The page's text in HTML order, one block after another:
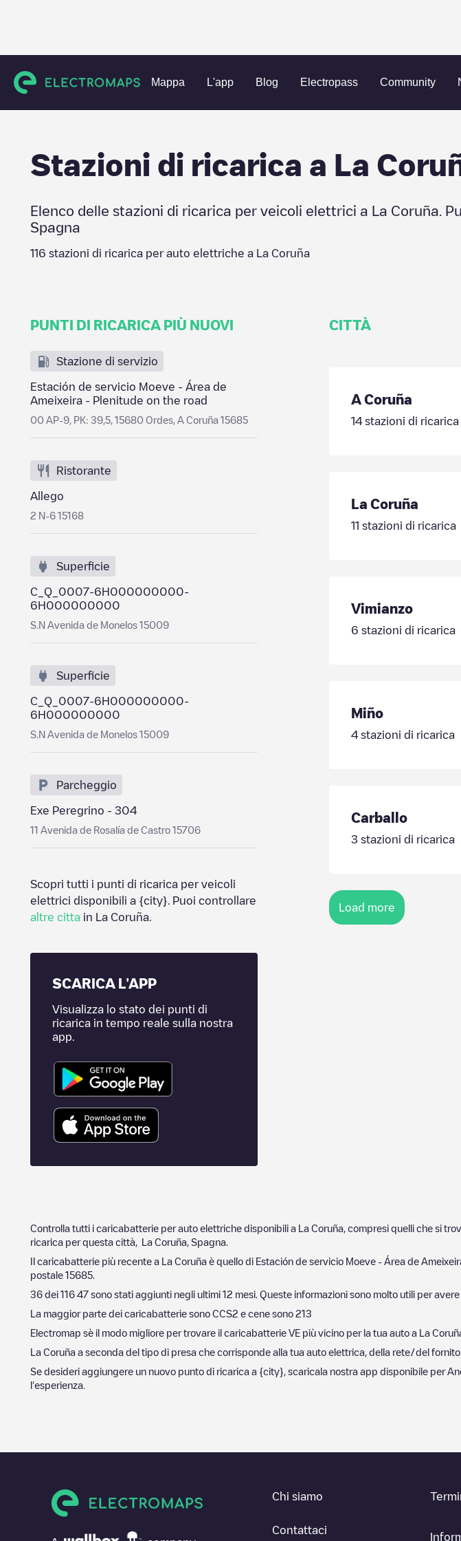
Mappa L'app Blog Electropass Community
Charging stations Spagna La Coruña
Stazioni di ricarica a La
Elenco delle stazioni di ricarica per veicoli elettrici a La Coruña .
Spagna
116 stazioni di ricarica per auto elettriche a La Coruña
PUNTI DI RICARICA PIÙ NUOVI
Stazione di servizio
Estación de servicio Moeve - Área de
Ameixeira - Plenitude on the road
00 AP-9, PK: 39,5, 15680 Ordes, A Coruña 15685
Ristorante
Allego
2 N-6 15168
Superficie
C_Q_0007-6H000000000-
6H000000000
S.N Avenida de Monelos 15009
Superficie
C_Q_0007-6H000000000-
6H000000000
S.N Avenida de Monelos 15009
Parcheggio
Exe Peregrino - 304
11 Avenida de Rosalía de Castro 15706
Scopri tutti i punti di ricarica per veicoli
elettrici disponibili a {city} . Puoi controllare
altre citta in La Coruña
SCARICA L'APP
Visualizza lo stato dei punti di
ricarica in tempo reale sulla nostra
app.
CITTÀ
A Coruña
14stazioni di ricarica
La Coruña
11 stazioni di ricarica
Vimianzo
6 stazioni di ricarica
Miño
4stazioni di ricarica
Carballo
3 stazioni di ricarica
Load more
Controlla tutti i caricabatterie per auto elettriche disponibili a La Coruña , compresi quelli che si
ricarica per questa città, La Coruña Spagna
Il caricabatterie più recente a La Coruña è quello di Estación de servicio Moeve - Área de
postale 15685
36 dei 116 47 sono stati aggiunti negli ultimi 12 mesi. Queste informazioni sono molto utili per
La maggior parte dei caricabatterie sono CCS2 e cene sono 213
Electromap sè il modo migliore per trovare il caricabatterie VE più vicino per la tua auto a La
La Coruña a seconda del tipo di presa che corrisponde alla tua auto elettrica, della rete/del
Se desideri aggiungere un nuovo punto di ricarica a {city} , scaricala nostra app disponibile per
l'esperienza.
Chi siamo
Contattaci